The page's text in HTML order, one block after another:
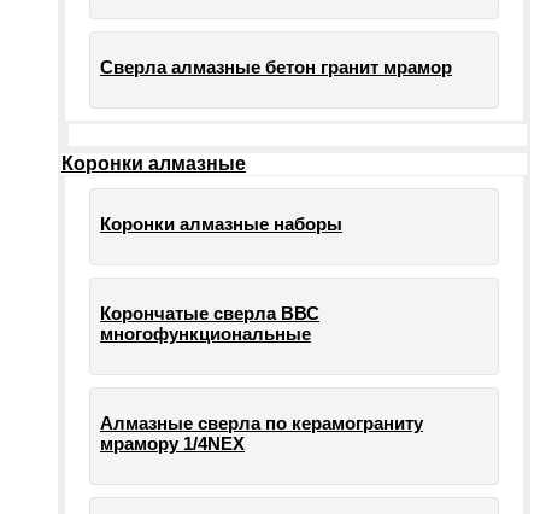
Сверла алмазные бетон гранит мрамор
Коронки алмазные
Коронки алмазные наборы
Корончатые сверла ВВС
многофункциональные
Алмазные сверла по керамограниту
мрамору 1/4NEX